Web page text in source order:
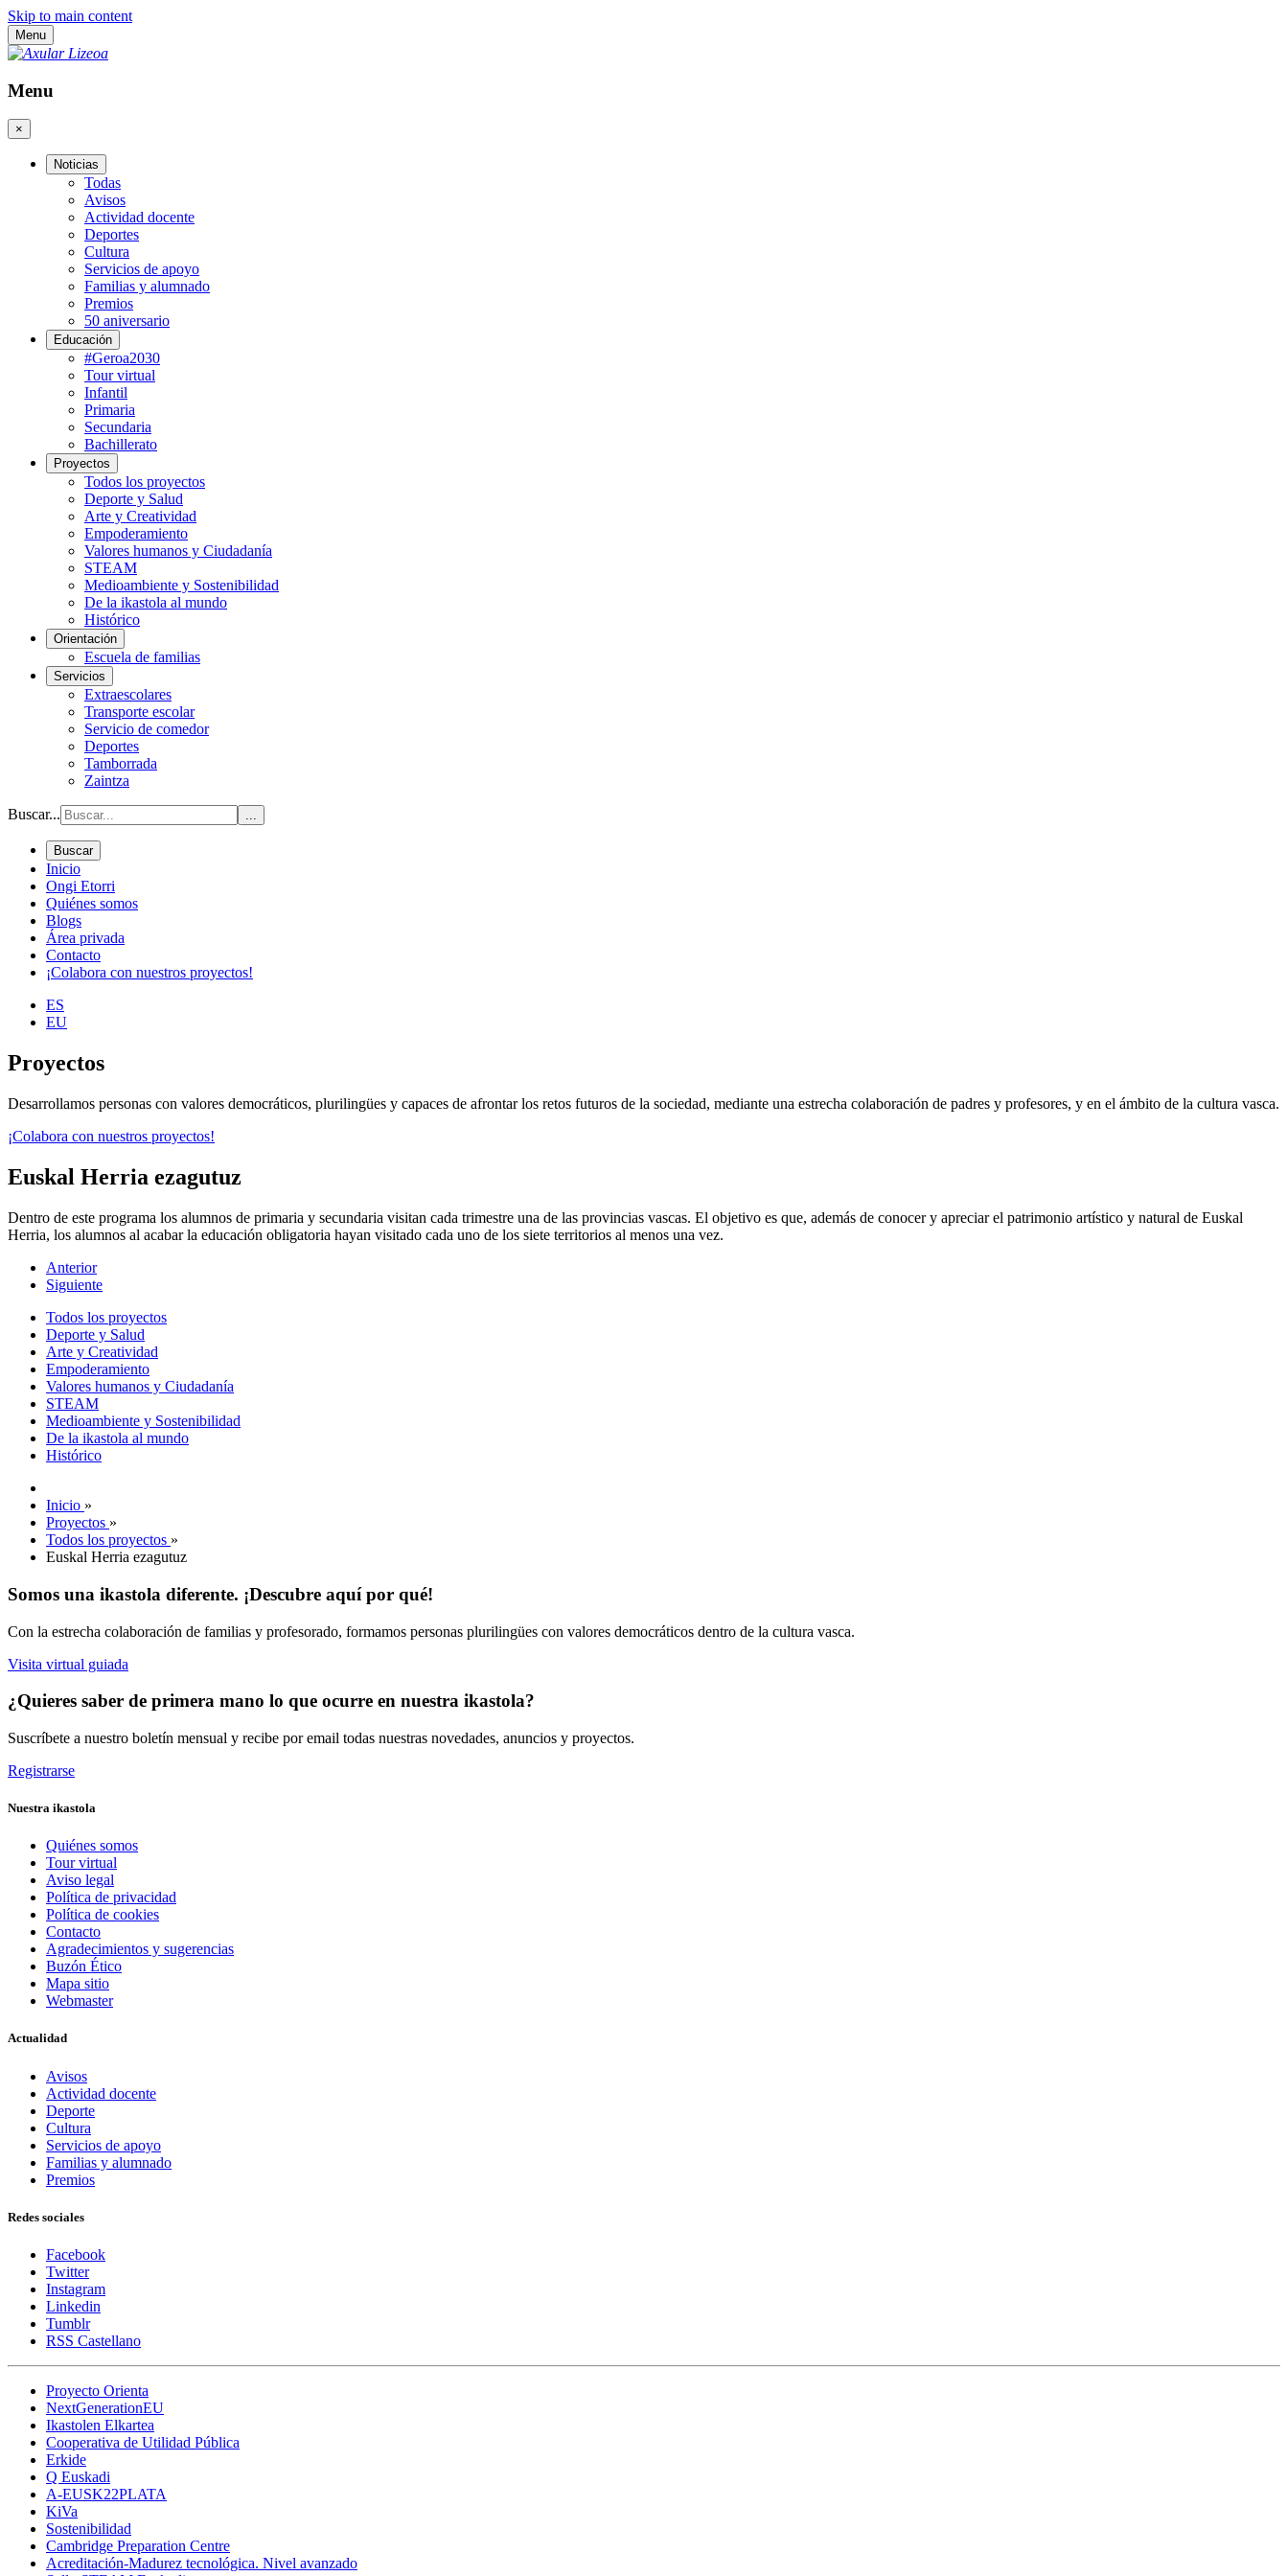
Skip to main content
Menu
Menu
×
Noticias
Todas
Avisos
Actividad docente
Deportes
Cultura
Servicios de apoyo
Familias y alumnado
Premios
50 aniversario
Educación
#Geroa2030
Tour virtual
Infantil
Primaria
Secundaria
Bachillerato
Proyectos
Todos los proyectos
Deporte y Salud
Arte y Creatividad
Empoderamiento
Valores humanos y Ciudadanía
STEAM
Medioambiente y Sostenibilidad
De la ikastola al mundo
Histórico
Orientación
Escuela de familias
Servicios
Extraescolares
Transporte escolar
Servicio de comedor
Deportes
Tamborrada
Zaintza
Buscar... ...
Buscar
Inicio
Ongi Etorri
Quiénes somos
Blogs
Área privada
Contacto
¡Colabora con nuestros proyectos!
ES
EU
Proyectos
Desarrollamos personas con valores democráticos, plurilingües y capaces de afrontar los retos futuros de la sociedad, mediante una estrecha colaboración de padres y profesores, y en el ámbito de la cultura vasca.
¡Colabora con nuestros proyectos!
Euskal Herria ezagutuz
Dentro de este programa los alumnos de primaria y secundaria visitan cada trimestre una de las provincias vascas. El objetivo es que, además de conocer y apreciar el patrimonio artístico y natural de Euskal
Herria, los alumnos al acabar la educación obligatoria hayan visitado cada uno de los siete territorios al menos una vez.
Anterior
Siguiente
Todos los proyectos
Deporte y Salud
Arte y Creatividad
Empoderamiento
Valores humanos y Ciudadanía
STEAM
Medioambiente y Sostenibilidad
De la ikastola al mundo
Histórico
Inicio »
Proyectos »
Todos los proyectos »
Euskal Herria ezagutuz
Somos una ikastola diferente. ¡Descubre aquí por qué!
Con la estrecha colaboración de familias y profesorado, formamos personas plurilingües con valores democráticos dentro de la cultura vasca.
Visita virtual guiada
¿Quieres saber de primera mano lo que ocurre en nuestra ikastola?
Suscríbete a nuestro boletín mensual y recibe por email todas nuestras novedades, anuncios y proyectos.
Registrarse
Nuestra ikastola
Quiénes somos
Tour virtual
Aviso legal
Política de privacidad
Política de cookies
Contacto
Agradecimientos y sugerencias
Buzón Ético
Mapa sitio
Webmaster
Actualidad
Avisos
Actividad docente
Deporte
Cultura
Servicios de apoyo
Familias y alumnado
Premios
Redes sociales
Facebook
Twitter
Instagram
Linkedin
Tumblr
RSS Castellano
Proyecto Orienta
NextGenerationEU
Ikastolen Elkartea
Cooperativa de Utilidad Pública
Erkide
Q Euskadi
A-EUSK22PLATA
KiVa
Sostenibilidad
Cambridge Preparation Centre
Acreditación-Madurez tecnológica. Nivel avanzado